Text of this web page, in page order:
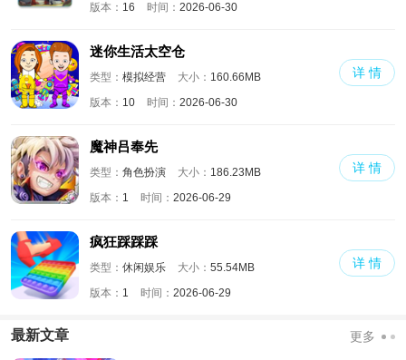
版本： 16 时间： 2026-06-30
迷你生活太空仓
类型： 模拟经营 大小： 160.66MB
版本： 10 时间： 2026-06-30
详 情
魔神吕奉先
类型： 角色扮演 大小： 186.23MB
版本： 1 时间： 2026-06-29
详 情
疯狂踩踩踩
类型： 休闲娱乐 大小： 55.54MB
版本： 1 时间： 2026-06-29
详 情
最新文章 更多